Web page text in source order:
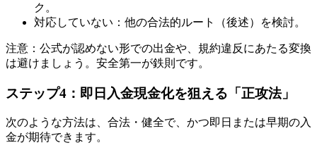
ク。
対応していない：他の合法的ルート（後述）を検討。
注意：公式が認めない形での出金や、規約違反にあたる変換
は避けましょう。安全第一が鉄則です。
ステップ4：即日入金現金化を狙える「正攻法」
次のような方法は、合法・健全で、かつ即日または早期の入
金が期待できます。